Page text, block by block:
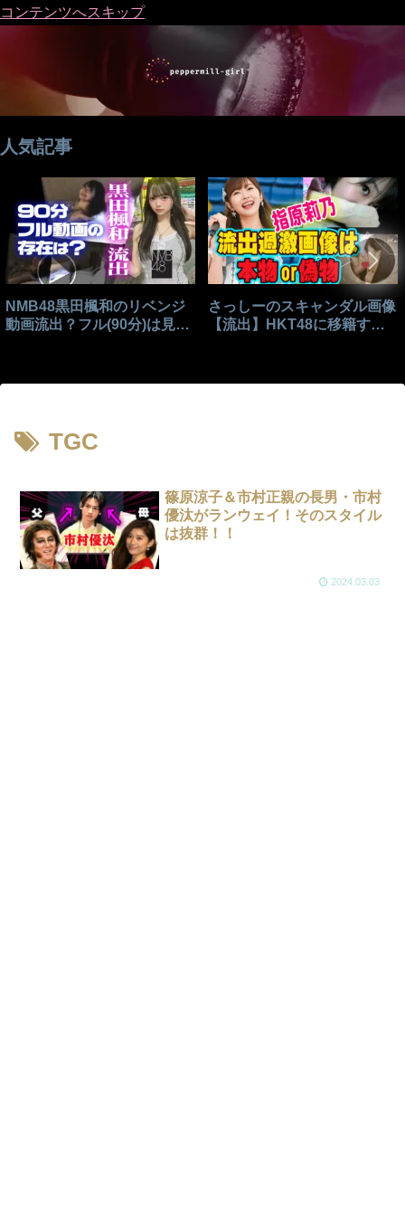
コンテンツへスキップ
人気記事
NMB48黒田楓和のリベンジ
動画流出？フル(90分)は見れ
さっしーのスキャンダル画像
【流出】HKT48に移籍する
TGC
篠原涼子＆市村正親の長男・市村
優汰がランウェイ！そのスタイル
は抜群！！
2024.03.03